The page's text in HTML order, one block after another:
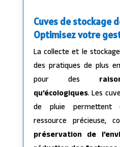
Cuves de stockage
Optimisez votre
La collecte et le
des pratiques de plus
pour des
qu’écologiques. Les
de pluie permettent
ressource précieuse,
préservation de